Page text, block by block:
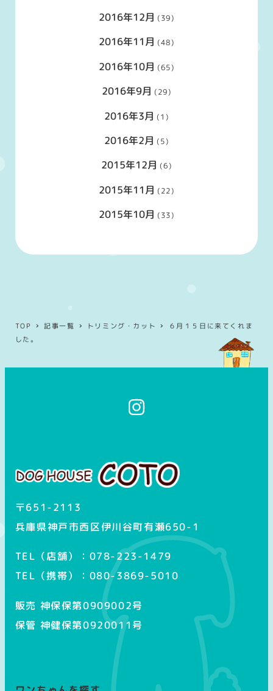
2016年12月 (39)
2016年11月 (48)
2016年10月 (65)
2016年9月 (29)
2016年3月 (1)
2016年2月 (5)
2015年12月 (6)
2015年11月 (22)
2015年10月 (33)
TOP 記事一覧 トリミング・カット
６月１５日に来てくれま
した。
ム
〒651-2113
兵庫県神戸市西区伊川谷町有瀬650-1
TEL（店舗）：078-223-1479
TEL（携帯）：080-3869-5010
販売 神保保第0909002号
保管 神健保第0920011号